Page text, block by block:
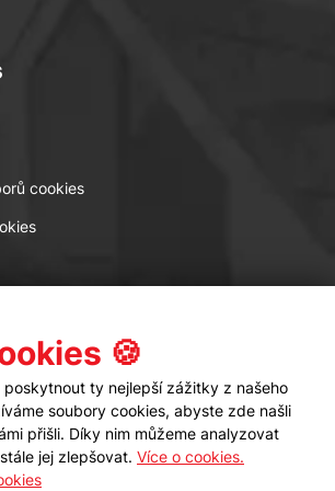
cookies
Sledujte nás
🍪
poskytnout ty nejlepší zážitky z našeho
soubory cookies, abyste zde našli
přišli. Díky nim můžeme analyzovat
jej zlepšovat. Více o cookies.